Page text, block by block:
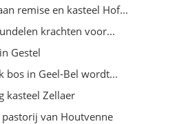
remise en kasteel Hof...
krachten voor...
Gestel
bos in Geel-Bel wordt...
kasteel Zellaer
van Houtvenne